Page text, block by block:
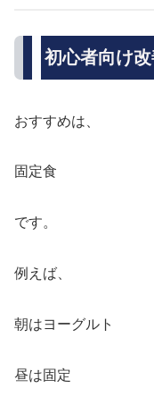
初心者向け
おすすめは、
固定食
です。
例えば、
朝はヨーグルト
昼は固定